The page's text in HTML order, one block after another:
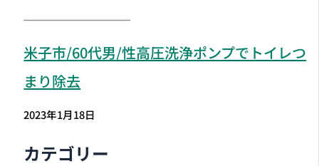
米子市/60代男/性高圧洗浄ポンプでトイレつ
まり除去
2023年1月18日
カテゴリー